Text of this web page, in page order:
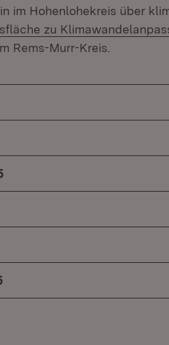
im Hohenlohekreis über
zu
Rems-Murr-Kreis.